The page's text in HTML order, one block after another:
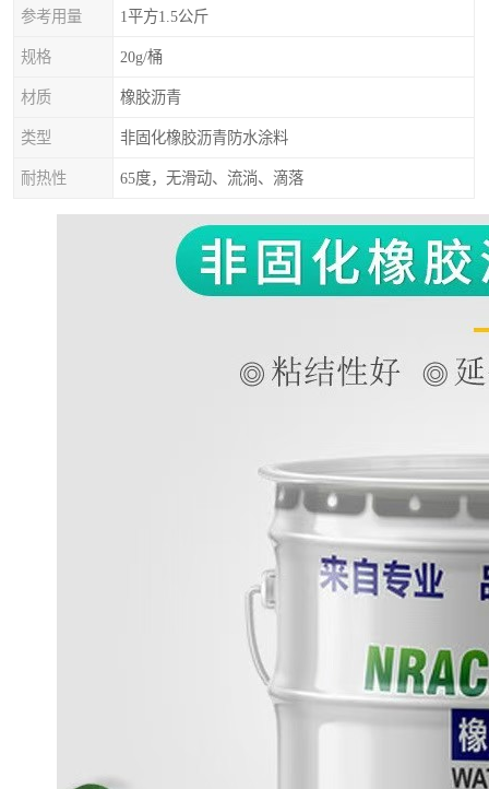
参考用量 1平方1.5公斤
规格 20g/桶
材质 橡胶沥青
类型 非固化橡胶沥青防水涂料
耐热性 65度，无滑动、流淌、滴落